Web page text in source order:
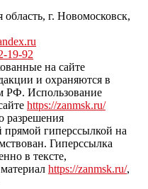
г. Новомосковск,
19-92
на сайте
и охраняются в
РФ. Использование
https://zanmsk.ru/
разрешения
прямой гиперссылкой на
Гиперссылка
в тексте,
https://zanmsk.ru/,